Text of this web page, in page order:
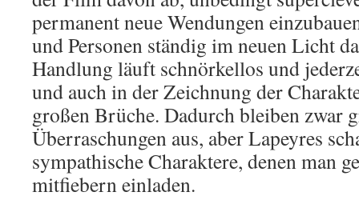
permanent neue Wendungen
und Personen ständig im neuen Licht
Handlung läuft schnörkellos und
und auch in der Zeichnung der
großen Brüche. Dadurch bleiben zwar
Überraschungen aus, aber Lapeyres
sympathische Charaktere, denen man
mitfiebern einladen.